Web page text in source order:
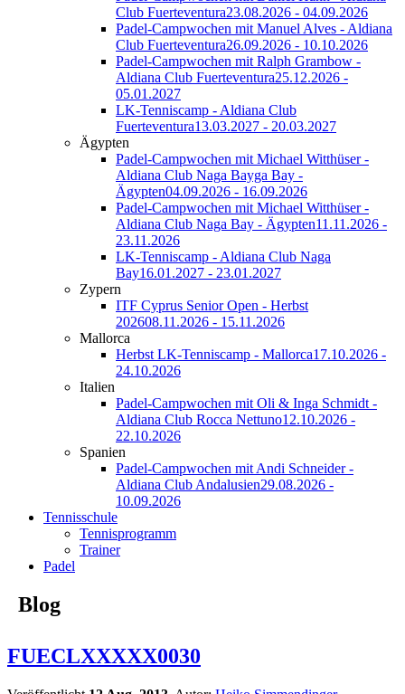
Club Fuerteventura23.08.2026 - 04.09.2026
Padel-Campwochen mit Manuel Alves - Aldiana
Club Fuerteventura26.09.2026 - 10.10.2026
Padel-Campwochen mit Ralph Grambow -
Aldiana Club Fuerteventura25.12.2026 -
05.01.2027
LK-Tenniscamp - Aldiana Club
Fuerteventura13.03.2027 - 20.03.2027
Ägypten
Padel-Campwochen mit Michael Witthüser -
Aldiana Club Naga Bayga Bay -
Ägypten04.09.2026 - 16.09.2026
Padel-Campwochen mit Michael Witthüser -
Aldiana Club Naga Bay - Ägypten11.11.2026 -
23.11.2026
LK-Tenniscamp - Aldiana Club Naga
Bay16.01.2027 - 23.01.2027
Zypern
ITF Cyprus Senior Open - Herbst
202608.11.2026 - 15.11.2026
Mallorca
Herbst LK-Tenniscamp - Mallorca17.10.2026 -
24.10.2026
Italien
Padel-Campwochen mit Oli & Inga Schmidt -
Aldiana Club Rocca Nettuno12.10.2026 -
22.10.2026
Spanien
Padel-Campwochen mit Andi Schneider -
Aldiana Club Andalusien29.08.2026 -
10.09.2026
Tennisschule
Tennisprogramm
Trainer
Padel
Blog
FUECLXXXXX0030